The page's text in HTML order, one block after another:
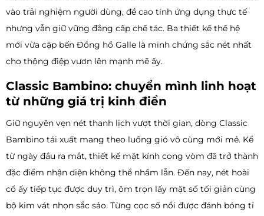
vào trải nghiệm người dùng, đề cao tính ứng dụng thực tế
nhưng vẫn giữ vững đẳng cấp chế tác. Ba thiết kế thế hệ
mới vừa cập bến Đồng hồ Galle là minh chứng sắc nét nhất
cho thông điệp vươn lên mạnh mẽ ấy.
Classic Bambino: chuyển mình linh hoạt
từ những giá trị kinh điển
Giữ nguyên vẹn nét thanh lịch vượt thời gian, dòng Classic
Bambino tái xuất mang theo luồng gió vô cùng mới mẻ. Kể
từ ngày đầu ra mắt, thiết kế mặt kính cong vòm đã trở thành
đặc điểm nhận diện không thể nhầm lẫn. Đến nay, nét hoài
cổ ấy tiếp tục được duy trì, ôm trọn lấy mặt số tối giản cùng
bộ kim vát nhọn sắc sảo. Từng cọc số nổi được đánh bóng tỉ